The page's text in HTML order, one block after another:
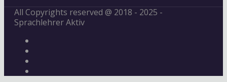
All Copyrights reserved @ 2018 - 2025 -
Sprachlehrer Aktiv